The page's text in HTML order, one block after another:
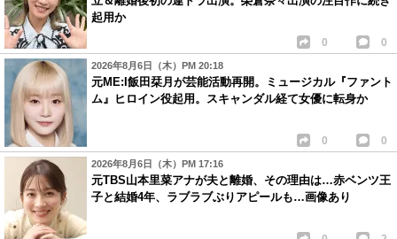
起用か
0 0
2026年8月6日（木）PM 20:18
元ME:I飯田栞月が芸能活動再開。ミュージカル『ファント
ム』ヒロイン役起用。スキャンダル経て女優に転身か
0 0
2026年8月6日（木）PM 17:16
元TBS山本里菜アナが夫と離婚、その理由は…赤ベンツ王
子と結婚4年、ラブラブぶりアピールも…画像あり